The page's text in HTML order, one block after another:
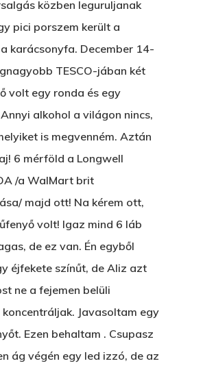
közben leguruljanak
pici porszem került a
karácsonyfa. December 14-
TESCO-jában két
volt egy ronda és egy
alkohol a világon nincs,
is megvenném. Aztán
6 mérföld a Longwell
/a WalMart brit
majd ott! Na kérem ott,
volt! Igaz mind 6 láb
de ez van. Én egyből
éjfekete színűt, de Aliz azt
ne a fejemen belüli
Javasoltam egy
Ezen behaltam . Csupasz
ág végén egy led izzó, de az